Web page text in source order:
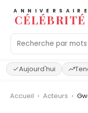
ANNIVERSAIRE
CÉLÉBRITÉ
Aujourd'hui
Accueil › Acteurs ›